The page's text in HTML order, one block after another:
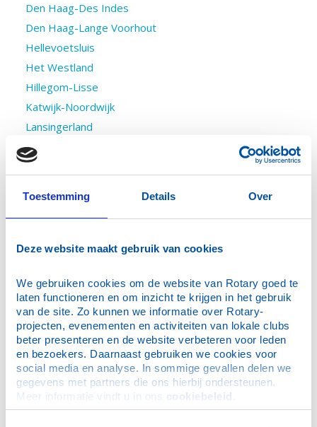
Toestemming Details Over
Deze website maakt gebruik van cookies
We gebruiken cookies om de website van Rotary goed te
laten functioneren en om inzicht te krijgen in het gebruik
van de site. Zo kunnen we informatie over Rotary-
projecten, evenementen en activiteiten van lokale clubs
beter presenteren en de website verbeteren voor leden
en bezoekers. Daarnaast gebruiken we cookies voor
social media en analyse. In sommige gevallen delen we
gegevens met partners die ons hierbij ondersteunen.
Meer informatie vindt u in ons cookiebeleid
Den Haag-Des Indes
Den Haag-Lange Voorhout
Hellevoetsluis
Het Westland
Hillegom-Lisse
Katwijk-Noordwijk
Lansingerland
Leiden
Leiden AM
Lisse-Bollenstreek
Zuiplas
Noordwijk e.o.
Oegstgeest e.o.
Pijnacker-Nootdorp
Rhoon-Barendrecht
Rijswijk-Ypenburg
Rijswijk (Z.H.)